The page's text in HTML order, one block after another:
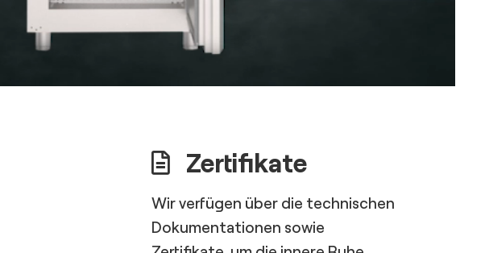
Zertifikate
Wir verfügen über die technischen
Dokumentationen sowie